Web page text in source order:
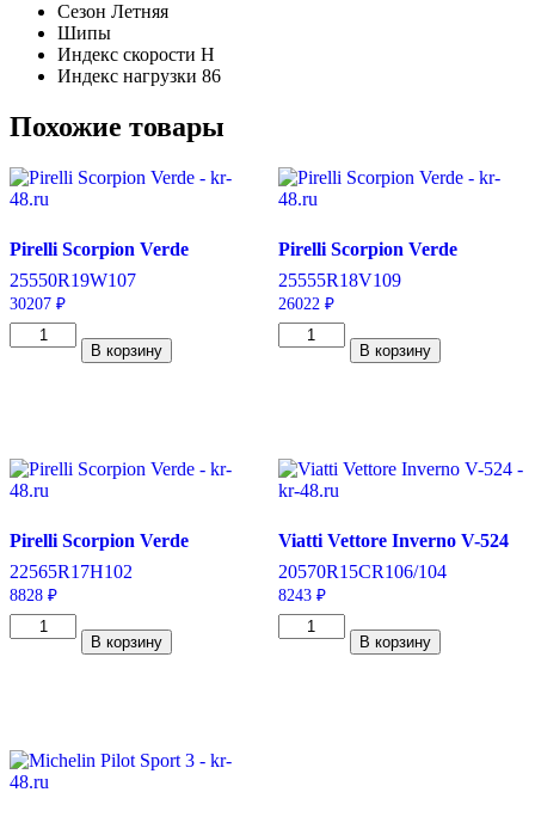
Сезон Летняя
Шипы
Индекс скорости H
Индекс нагрузки 86
Похожие товары
Pirelli Scorpion Verde
25550R19W107
30207 ₽
Количество
товара
107
W
В корзину
Pirelli Scorpion Verde
25555R18V109
26022 ₽
Количество
товара
109
V
В корзину
Pirelli Scorpion Verde
22565R17H102
8828 ₽
Количество
товара
102
H
В корзину
Viatti Vettore Inverno V-524
20570R15CR106/104
8243 ₽
Количество
товара
В корзину